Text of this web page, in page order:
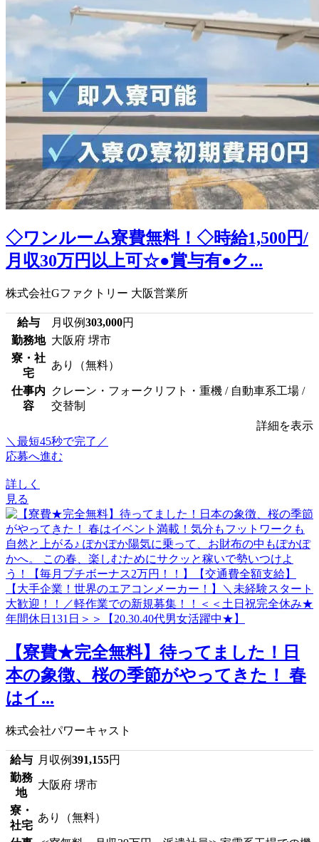
◇ワンルーム寮費無料！◇時給1,500円/
月収30万円以上可☆●賞与有●ク...
株式会社Gファクトリー 大阪営業所
給与 月収例303,000円
勤務地 大阪府 堺市
寮・社
宅
あり（無料）
仕事内
容
クレーン・フォークリフト・重機 / 自動車系工場 /
交替制
詳細を表示
＼最短45秒で完了／
応募へ進む
詳しく
見る
【寮費★完全無料】待ってました！日
本の象徴、桜の季節がやってきた！ 春
はイ...
株式会社パワーキャスト
給与 月収例391,155円
勤務
地
大阪府 堺市
寮・
社宅
あり（無料）